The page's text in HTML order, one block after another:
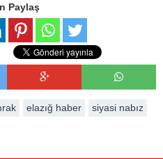
Paylaş
elazığ haber
siyasi nabız